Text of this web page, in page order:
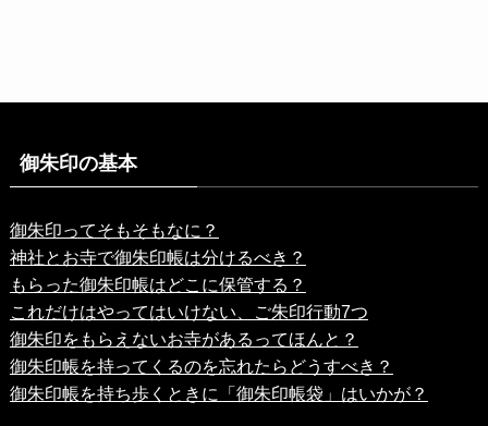
御朱印の基本
御朱印ってそもそもなに？
神社とお寺で御朱印帳は分けるべき？
もらった御朱印帳はどこに保管する？
これだけはやってはいけない、ご朱印行動7つ
御朱印をもらえないお寺があるってほんと？
御朱印帳を持ってくるのを忘れたらどうすべき？
御朱印帳を持ち歩くときに「御朱印帳袋」はいかが？